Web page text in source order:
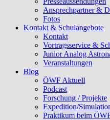
Ansprechpartner &
Fotos
Kontakt & Schulangebote
Kontakt
Vortragsservice &
Junior Analog
Veranstaltungen
Blog
ÖWF Aktuell
Podcast
Forschung / Projekte
Expedition/
Praktikum beim